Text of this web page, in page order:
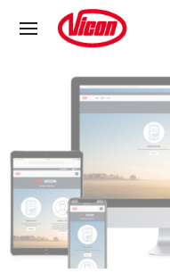
Süti preferenciák